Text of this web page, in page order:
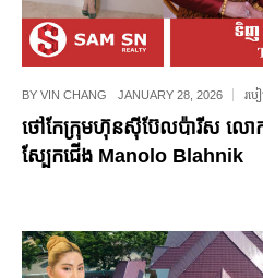
BY VIN CHANG JANUARY 28, 2026 រប
ថៅកែក្រុមហ៊ុនស៊ីប៊ែលប៉ារីស លោ
ស្បែកជើង Manolo Blahnik